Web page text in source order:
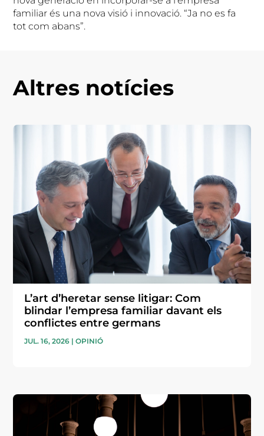
familiar és una nova visió i innovació. “Ja no es fa
tot com abans”.
Altres notícies
L’art d’heretar sense litigar: Com
blindar l’empresa familiar davant els
conflictes entre germans
JUL. 16, 2026 |OPINIÓ